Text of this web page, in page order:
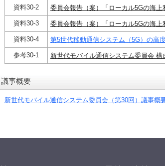
資料30-2 委員会報告（案）「ローカル5Gの海
資料30-3 委員会報告（案）「ローカル5Gの海上
資料30-4 第5世代移動通信システム（5G）の高
参考30-1 新世代モバイル通信システム委員会 構
議事概要
新世代モバイル通信システム委員会（第30回）議事概